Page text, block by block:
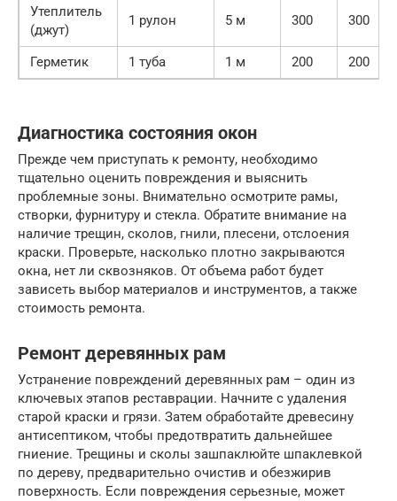
Утеплитель
(джут)
1 рулон 5 м 300 300
Герметик 1 туба 1 м 200 200
Диагностика состояния окон
Прежде чем приступать к ремонту, необходимо
тщательно оценить повреждения и выяснить
проблемные зоны. Внимательно осмотрите рамы,
створки, фурнитуру и стекла. Обратите внимание на
наличие трещин, сколов, гнили, плесени, отслоения
краски. Проверьте, насколько плотно закрываются
окна, нет ли сквозняков. От объема работ будет
зависеть выбор материалов и инструментов, а также
стоимость ремонта.
Ремонт деревянных рам
Устранение повреждений деревянных рам – один из
ключевых этапов реставрации. Начните с удаления
старой краски и грязи. Затем обработайте древесину
антисептиком, чтобы предотвратить дальнейшее
гниение. Трещины и сколы зашпаклюйте шпаклевкой
по дереву, предварительно очистив и обезжирив
поверхность. Если повреждения серьезные, может